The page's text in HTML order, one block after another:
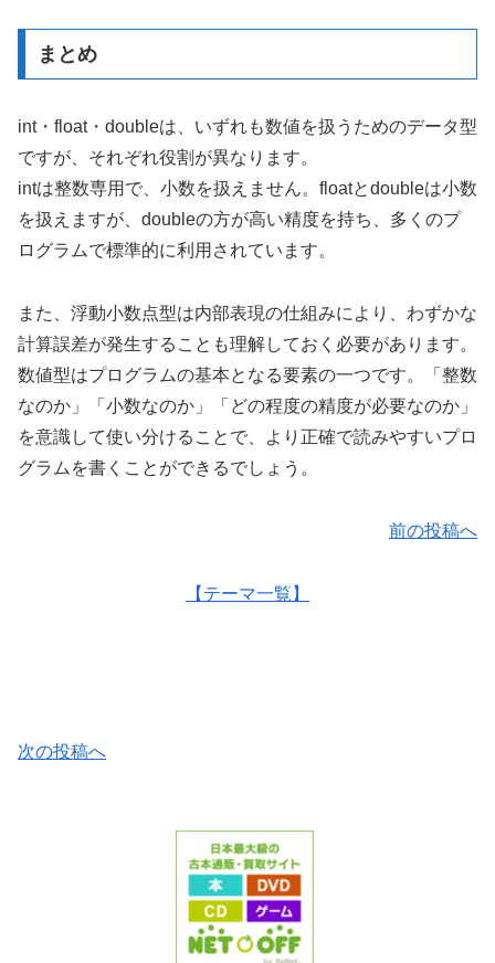
まとめ
int・float・doubleは、いずれも数値を扱うためのデータ型
ですが、それぞれ役割が異なります。
intは整数専用で、小数を扱えません。floatとdoubleは小数
を扱えますが、doubleの方が高い精度を持ち、多くのプ
ログラムで標準的に利用されています。
また、浮動小数点型は内部表現の仕組みにより、わずかな
計算誤差が発生することも理解しておく必要があります。
数値型はプログラムの基本となる要素の一つです。「整数
なのか」「小数なのか」「どの程度の精度が必要なのか」
を意識して使い分けることで、より正確で読みやすいプロ
グラムを書くことができるでしょう。
前の投稿へ
【テーマ一覧】
次の投稿へ